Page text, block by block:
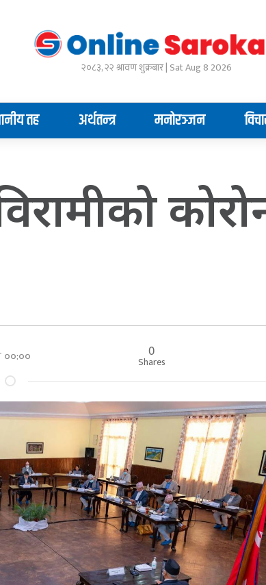
२०८३, २२ श्रावण शुक्रबार | Sat Aug 8 2026
तह अर्थतन्त्र मनोरञ्जन
००:०० 0
Shares